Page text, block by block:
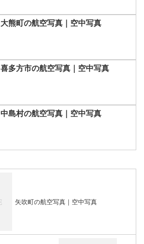
大熊町の航空写真｜空中写真
喜多方市の航空写真｜空中写真
中島村の航空写真｜空中写真
矢吹町の航空写真｜空中写真